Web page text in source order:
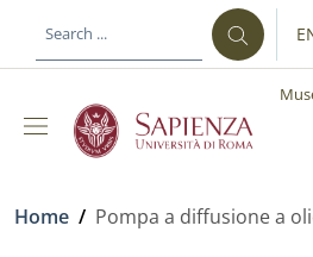
Breadcrumb
Home / Pompa a diffusione a